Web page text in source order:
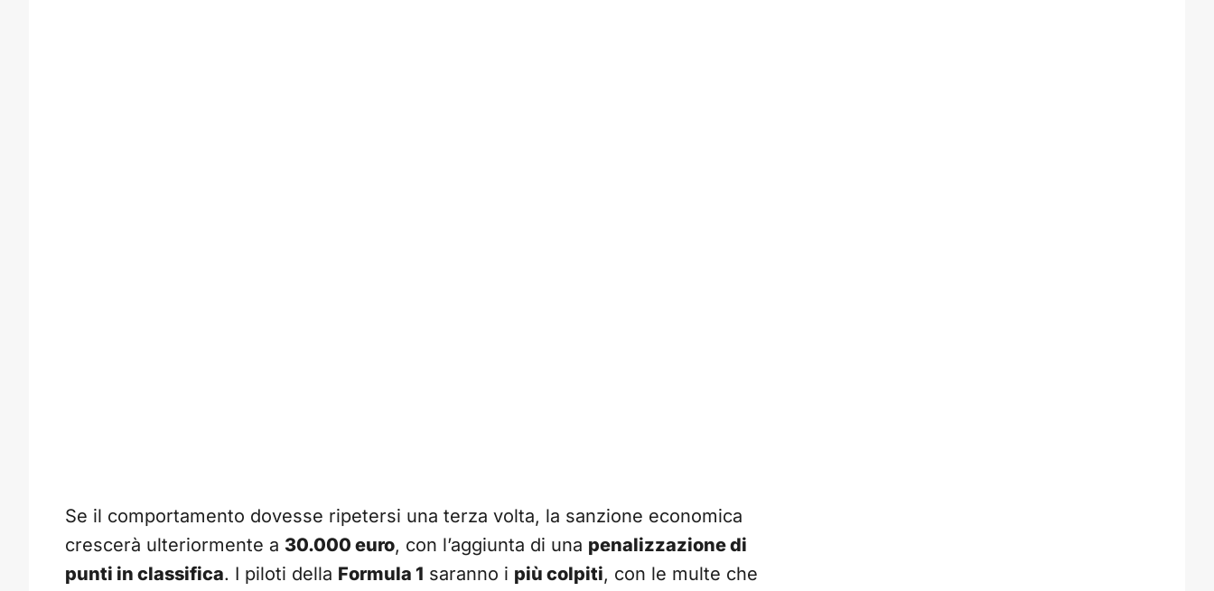
Se il comportamento dovesse ripetersi una terza volta, la sanzione economica
crescerà ulteriormente a 30.000 euro, con l’aggiunta di una penalizzazione di
punti in classifica. I piloti della Formula 1 saranno i più colpiti, con le multe che